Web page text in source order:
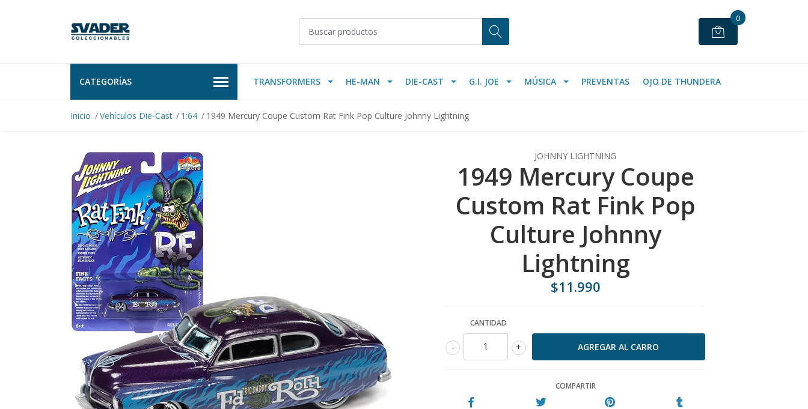
0
CATEGORÍAS TRANSFORMERS HE-MAN DIE-CAST G.I. JOE MÚSICA PREVENTAS OJO DE THUNDERA
Inicio Vehículos Die-Cast 1:64 1949 Mercury Coupe Custom Rat Fink Pop Culture Johnny Lightning
JOHNNY LIGHTNING
1949 Mercury Coupe
Custom Rat Fink Pop
Culture Johnny
Lightning
$11.990
CANTIDAD
+
-
COMPARTIR